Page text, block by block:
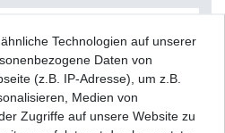
Technologien auf unserer
Daten von
(z.B. IP-Adresse), um z.B.
Medien von
Zugriffe auf unsere Website zu